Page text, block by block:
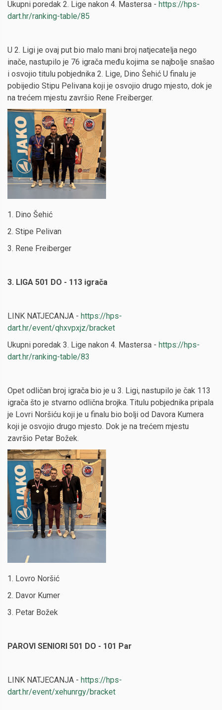
Ukupni poredak 2. Lige nakon 4. Mastersa - https://hps-
dart.hr/ranking-table/85
U 2. Ligi je ovaj put bio malo mani broj natjecatelja nego
inače, nastupilo je 76 igrača među kojima se najbolje snašao
i osvojio titulu pobjednika 2. Lige, Dino Šehić U finalu je
pobijedio Stipu Pelivana koji je osvojio drugo mjesto, dok je
na trećem mjestu završio Rene Freiberger.
1. Dino Šehić
2. Stipe Pelivan
3. Rene Freiberger
3. LIGA 501 DO - 113 igrača
LINK NATJECANJA - https://hps-
dart.hr/event/qhxvpxjz/bracket
Ukupni poredak 3. Lige nakon 4. Mastersa - https://hps-
dart.hr/ranking-table/83
Opet odličan broj igrača bio je u 3. Ligi, nastupilo je čak 113
igrača što je stvarno odlična brojka. Titulu pobjednika pripala
je Lovri Noršiću koji je u finalu bio bolji od Davora Kumera
koji je osvojio drugo mjesto. Dok je na trećem mjestu
završio Petar Božek.
1. Lovro Noršić
2. Davor Kumer
3. Petar Božek
PAROVI SENIORI 501 DO - 101 Par
LINK NATJECANJA - https://hps-
dart.hr/event/xehunrgy/bracket